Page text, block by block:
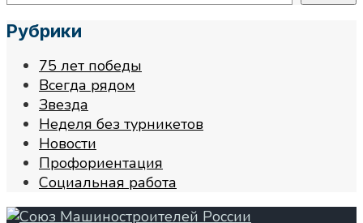
Рубрики
75 лет победы
Всегда рядом
Звезда
Неделя без турникетов
Новости
Профориентация
Социальная работа